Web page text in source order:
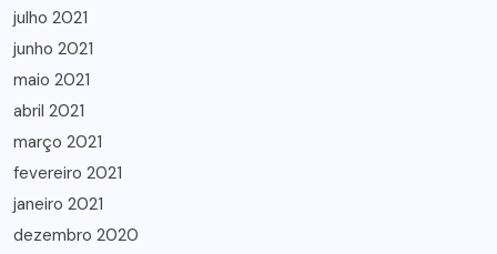
julho 2021
junho 2021
maio 2021
abril 2021
março 2021
fevereiro 2021
janeiro 2021
dezembro 2020